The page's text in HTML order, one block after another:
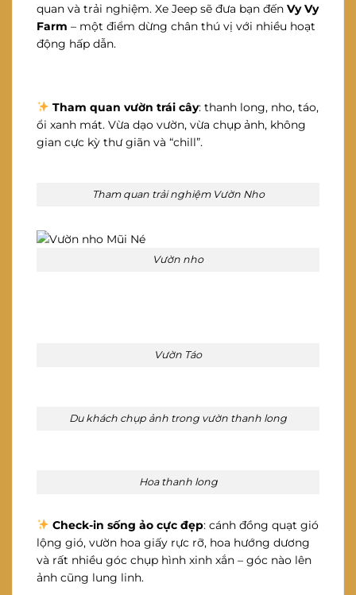
quan và trải nghiệm. Xe Jeep sẽ đưa bạn đến Vy Vy
Farm – một điểm dừng chân thú vị với nhiều hoạt
động hấp dẫn.
Tham quan vườn trái cây: thanh long, nho, táo,
ổi xanh mát. Vừa dạo vườn, vừa chụp ảnh, không
gian cực kỳ thư giãn và “chill”.
Tham quan trải nghiệm Vườn Nho
Vườn nho
Vườn Táo
Du khách chụp ảnh trong vườn thanh long
Hoa thanh long
Check-in sống ảo cực đẹp: cánh đồng quạt gió
lộng gió, vườn hoa giấy rực rỡ, hoa hướng dương
và rất nhiều góc chụp hình xinh xắn – góc nào lên
ảnh cũng lung linh.